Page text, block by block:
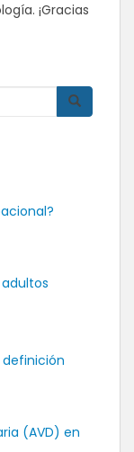
¡Gracias
(AVD) en